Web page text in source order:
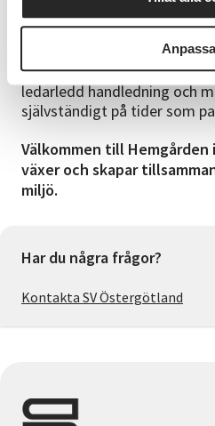
dina färdigheter till nästa
öppen för alla – från
vävningens grunder till
tekniken eller prova något
ledarledd handledning och
självständigt på tider som
Välkommen till Hemgården
växer och skapar
miljö.
Har du några frågor?
Kontakta SV Östergötland